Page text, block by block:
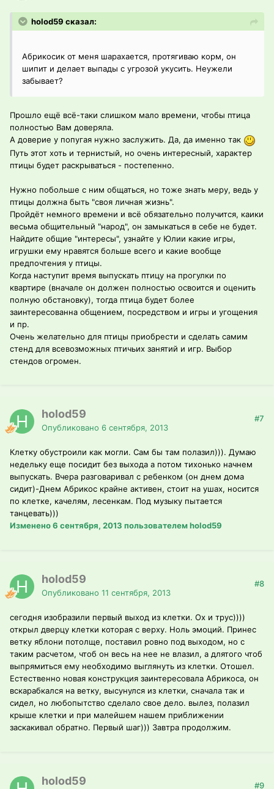
holod59 сказал:
Абрикосик от меня шарахается, протягиваю корм, он
шипит и делает выпады с угрозой укусить. Неужели
забывает?
Прошло ещё всё-таки слишком мало времени, чтобы птица
полностью Вам доверяла.
А доверие у попугая нужно заслужить. Да, да именно так
Путь этот хоть и тернистый, но очень интересный, характер
птицы будет раскрываться - постепенно.
Нужно побольше с ним общаться, но тоже знать меру, ведь у
птицы должна быть "своя личная жизнь".
Пройдёт немного времени и всё обязательно получится, каики
весьма общительный "народ", он замыкаться в себе не будет.
Найдите общие "интересы", узнайте у Юлии какие игры,
игрушки ему нравятся больше всего и какие вообще
предпочтения у птицы.
Когда наступит время выпускать птицу на прогулки по
квартире (вначале он должен полностью освоится и оценить
полную обстановку), тогда птица будет более
заинтересованна общением, посредством и игры и угощения
и пр.
Очень желательно для птицы приобрести и сделать самим
стенд для всевозможных птичьих занятий и игр. Выбор
стендов огромен.
holod59
Опубликовано 6 сентября, 2013
#7
Клетку обустроили как могли. Сам бы там полазил))). Думаю
недельку еще посидит без выхода а потом тихонько начнем
выпускать. Вчера разговаривал с ребенком (он днем дома
сидит)-Днем Абрикос крайне активен, стоит на ушах, носится
по клетке, качелям, лесенкам. Под музыку пытается
танцевать)))
Изменено6 сентября, 2013 пользователем holod59
holod59
Опубликовано 11 сентября, 2013
#8
сегодня изобразили первый выход из клетки. Ох и трус))))
открыл дверцу клетки которая с верху. Ноль эмоций. Принес
ветку яблони потолще, поставил ровно под выходом, но с
таким расчетом, чтоб он весь на нее не влазил, а длятого чтоб
выпрямиться ему необходимо выглянуть из клетки. Отошел.
Естественно новая конструкция заинтересовала Абрикоса, он
вскарабкался на ветку, высунулся из клетки, сначала так и
сидел, но любопытство сделало свое дело. вылез, полазил
крыше клетки и при малейшем нашем приближении
заскакивал обратно. Первый шаг))) Завтра продолжим.
holod59 #9